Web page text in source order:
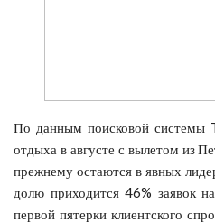
По данным поисковой системы
отдыха в августе с вылетом из
прежнему остаются в явных
долю приходится 46% заявок
первой пятерки клиентского